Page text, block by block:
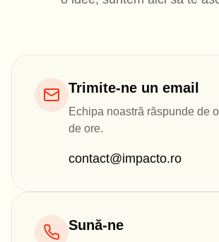
Trimite-ne un email
Echipa noastră răspunde de
de ore.
contact@impacto.ro
Sună-ne